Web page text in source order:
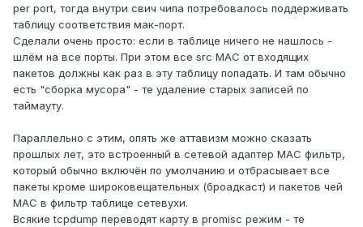
per port, тогда внутри свич чипа потребовалось поддерживать
таблицу соответствия мак-порт.
Сделали очень просто: если в таблице ничего не нашлось -
шлём на все порты. При этом все src MAC от входящих
пакетов должны как раз в эту таблицу попадать. И там обычно
есть "сборка мусора" - те удаление старых записей по
таймауту.
Параллельно с этим, опять же аттавизм можно сказать
прошлых лет, это встроенный в сетевой адаптер MAC фильтр,
который обычно включён по умолчанию и отбрасывает все
пакеты кроме широковещательных (броадкаст) и пакетов чей
MAC в фильтр таблице сетевухи.
Всякие tcpdump переводят карту в promisc режим - те